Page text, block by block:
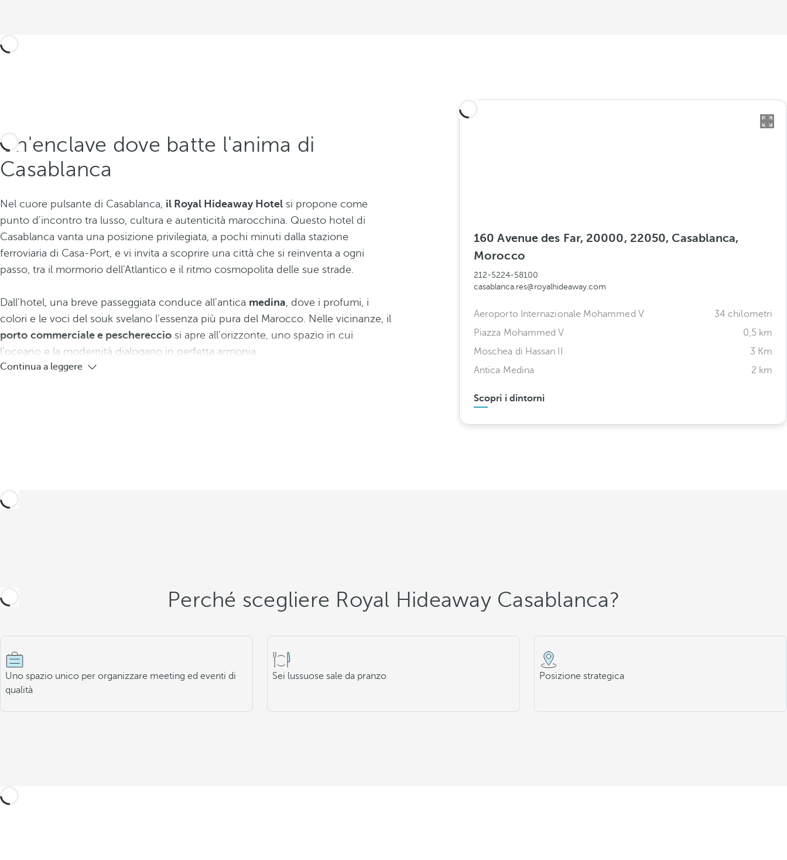
Un'enclave dove batte l'anima di
Casablanca
Nel cuore pulsante di Casablanca, il Royal Hideaway Hotel si propone come
punto d'incontro tra lusso, cultura e autenticità marocchina. Questo hotel di
Casablanca vanta una posizione privilegiata, a pochi minuti dalla stazione
ferroviaria di Casa-Port, e vi invita a scoprire una città che si reinventa a ogni
passo, tra il mormorio dell'Atlantico e il ritmo cosmopolita delle sue strade.
Dall'hotel, una breve passeggiata conduce all'antica medina, dove i profumi, i
colori e le voci del souk svelano l'essenza più pura del Marocco. Nelle vicinanze, il
porto commerciale e peschereccio si apre all'orizzonte, uno spazio in cui
l'oceano e la modernità dialogano in perfetta armonia.
Continua a leggere
160 Avenue des Far, 20000, 22050, Casablanca,
Morocco
212-5224-58100
casablanca.res@royalhideaway.com
Aeroporto Internazionale Mohammed V
34 chilometri
Piazza Mohammed V
0,5 km
Moschea di Hassan II
3 Km
Antica Medina
2 km
Scopri i dintorni
Perché scegliere Royal Hideaway Casablanca?
Uno spazio unico per organizzare meeting ed eventi di
qualità
Sei lussuose sale da pranzo Posizione strategica